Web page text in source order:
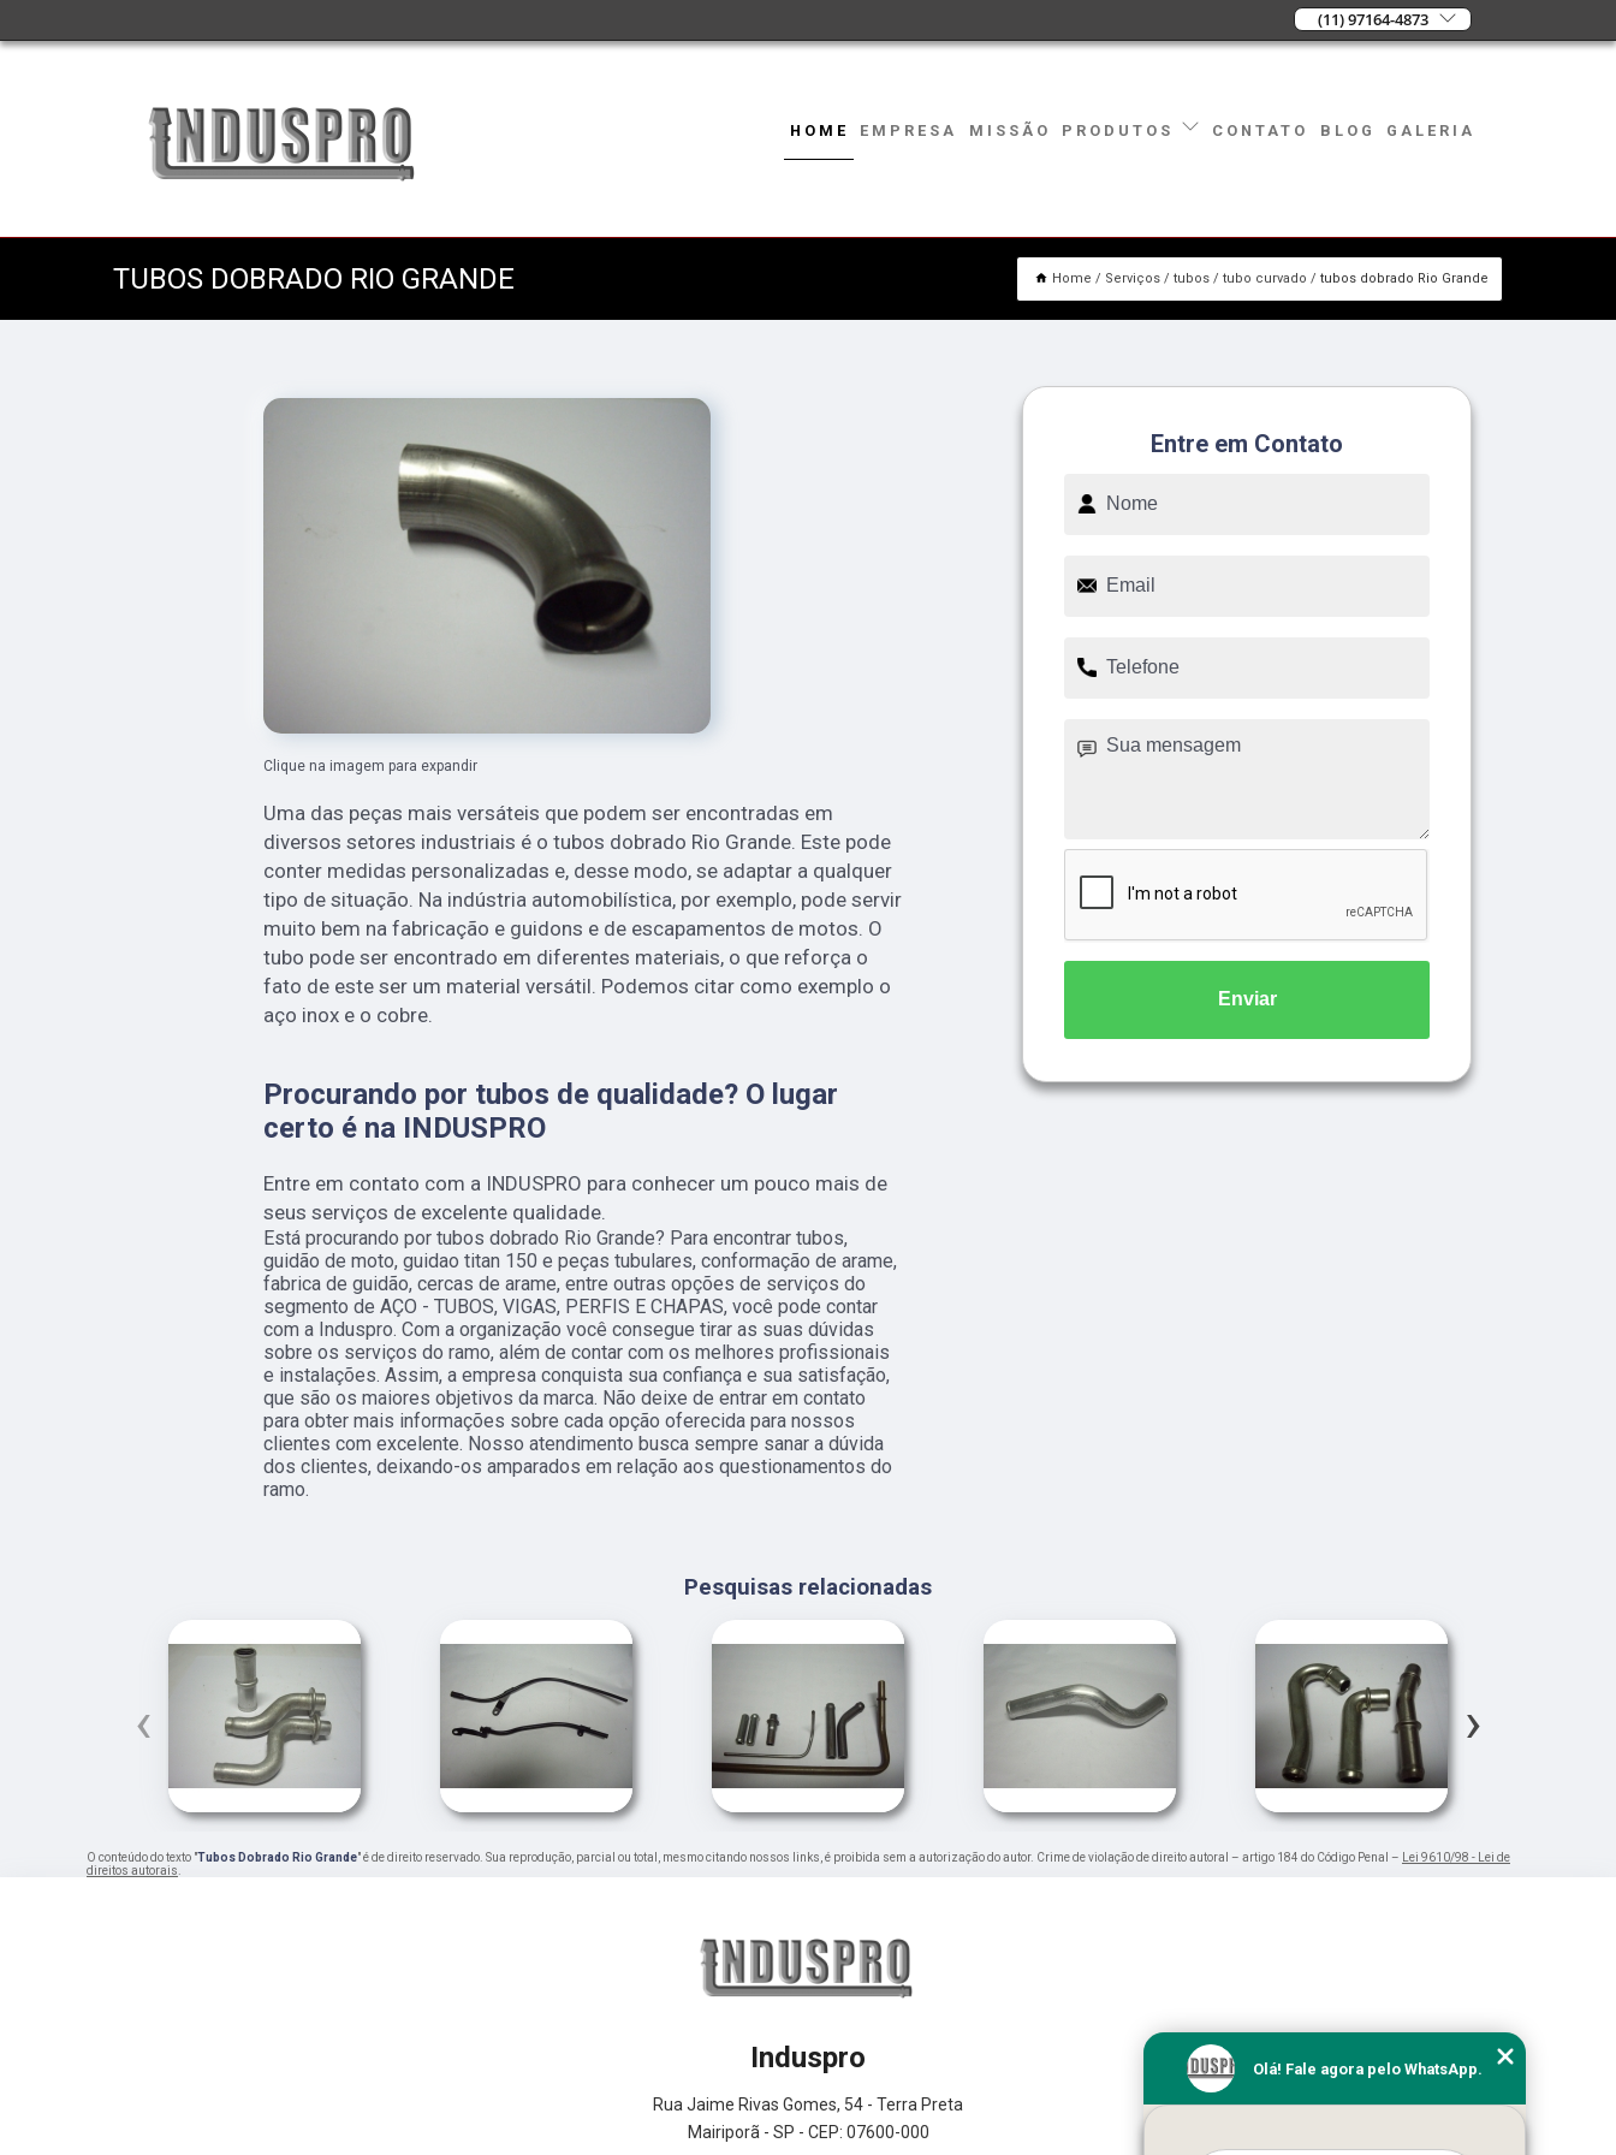
(11) 97164-4873
HOME EMPRESA MISSÃO PRODUTOS CONTATO BLOG GALERIA
TUBOS DOBRADO RIO GRANDE Home Serviços tubos tubo curvado tubos dobrado Rio Grande
Clique na imagem para expandir
Uma das peças mais versáteis que podem ser encontradas em
diversos setores industriais é o tubos dobrado Rio Grande. Este pode
conter medidas personalizadas e, desse modo, se adaptar a qualquer
tipo de situação. Na indústria automobilística, por exemplo, pode servir
muito bem na fabricação e guidons e de escapamentos de motos. O
tubo pode ser encontrado em diferentes materiais, o que reforça o
fato de este ser um material versátil. Podemos citar como exemplo o
aço inox e o cobre.
Procurando por tubos de qualidade? O lugar
certo é na INDUSPRO
Entre em contato com a INDUSPRO para conhecer um pouco mais de
seus serviços de excelente qualidade.
Está procurando por tubos dobrado Rio Grande? Para encontrar tubos,
guidão de moto, guidao titan 150 e peças tubulares, conformação de arame,
fabrica de guidão, cercas de arame, entre outras opções de serviços do
segmento de AÇO - TUBOS, VIGAS, PERFIS E CHAPAS, você pode contar
com a Induspro. Com a organização você consegue tirar as suas dúvidas
sobre os serviços do ramo, além de contar com os melhores profissionais
e instalações. Assim, a empresa conquista sua confiança e sua satisfação,
que são os maiores objetivos da marca. Não deixe de entrar em contato
para obter mais informações sobre cada opção oferecida para nossos
clientes com excelente. Nosso atendimento busca sempre sanar a dúvida
dos clientes, deixando-os amparados em relação aos questionamentos do
ramo.
Entre em Contato
Enviar
Pesquisas relacionadas
‹ ›
O conteúdo do texto "Tubos Dobrado Rio Grande" é de direito reservado. Sua reprodução, parcial ou total, mesmo citando nossos links, é proibida sem a autorização do autor. Crime de violação de direito autoral – artigo 184 do Código Penal – Lei 9610/98 - Lei de
direitos autorais.
Induspro
Rua Jaime Rivas Gomes, 54 - Terra Preta
Mairiporã - SP - CEP: 07600-000
Olá! Fale agora pelo WhatsApp.